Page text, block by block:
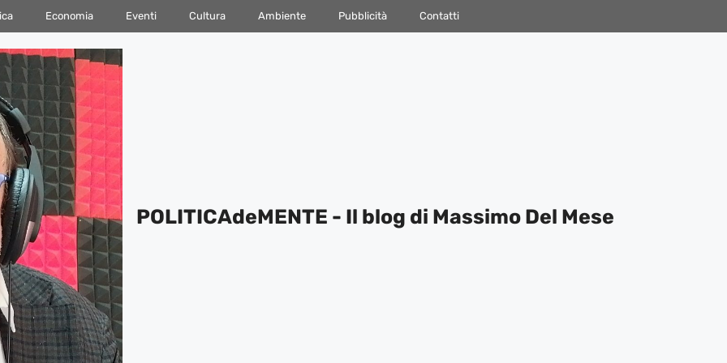
Economia Eventi Cultura Ambiente Pubblicità Contatti
POLITICAdeMENTE - Il blog di Massimo Del Mese